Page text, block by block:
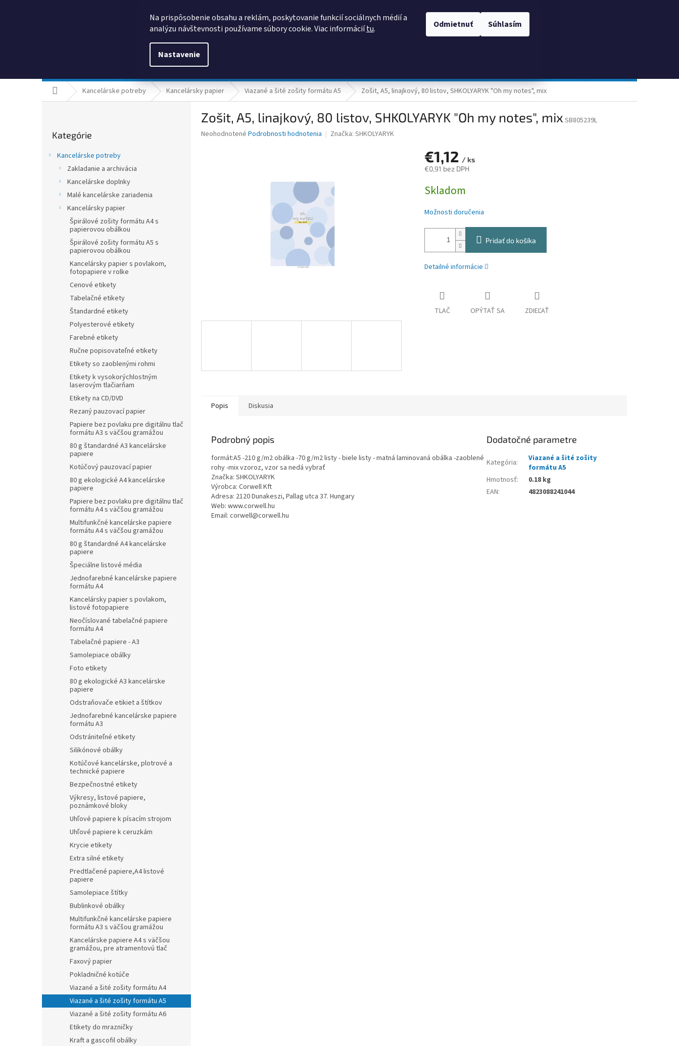
Na prispôsobenie obsahu a reklám, poskytovanie funkcií sociálnych médií a
analýzu návštevnosti používame súbory cookie. Viac informáciítu.
Nastavenie
Odmietnuť Súhlasím
DomovKancelárske potreby Kancelársky papier Viazané a šité zošity formátu A5 Zošit, A5, linajkový, 80 listov, SHKOLYARYK "Oh my notes", mix
kategórie
Kategórie
Kancelárske potreby
Zakladanie a archivácia
Kancelárske doplnky
Malé kancelárske zariadenia
Kancelársky papier
Špirálové zošity formátu A4 s
papierovou obálkou
Špirálové zošity formátu A5 s
papierovou obálkou
Kancelársky papier s povlakom,
fotopapiere v rolke
Cenové etikety
Tabelačné etikety
Štandardné etikety
Polyesterové etikety
Farebné etikety
Ručne popisovateľné etikety
Etikety so zaoblenými rohmi
Etikety k vysokorýchlostným
laserovým tlačiarňam
Etikety na CD/DVD
Rezaný pauzovací papier
Papiere bez povlaku pre digitálnu tlač
formátu A3 s väčšou gramážou
80 g štandardné A3 kancelárske
papiere
Kotúčový pauzovací papier
80 g ekologické A4 kancelárske
papiere
Papiere bez povlaku pre digitálnu tlač
formátu A4 s väčšou gramážou
Multifunkčné kancelárske papiere
formátu A4 s väčšou gramážou
80 g štandardné A4 kancelárske
papiere
Špeciálne listové média
Jednofarebné kancelárske papiere
formátu A4
Kancelársky papier s povlakom,
listové fotopapiere
Neočíslované tabelačné papiere
formátu A4
Tabelačné papiere - A3
Samolepiace obálky
Foto etikety
80 g ekologické A3 kancelárske
papiere
Odstraňovače etikiet a štítkov
Jednofarebné kancelárske papiere
formátu A3
Odstrániteľné etikety
Silikónové obálky
Kotúčové kancelárske, plotrové a
technické papiere
Bezpečnostné etikety
Výkresy, listové papiere,
poznámkové bloky
Uhľové papiere k písacím strojom
Uhľové papiere k ceruzkám
Krycie etikety
Extra silné etikety
Predtlačené papiere,A4 listové
papiere
Samolepiace štítky
Bublinkové obálky
Multifunkčné kancelárske papiere
formátu A3 s väčšou gramážou
Kancelárske papiere A4 s väčšou
gramážou, pre atramentovú tlač
Faxový papier
Pokladničné kotúče
Viazané a šité zošity formátu A4
Viazané a šité zošity formátu A5
Viazané a šité zošity formátu A6
Etikety do mrazničky
Kraft a gascofil obálky
Zošit, A5, linajkový, 80 listov, SHKOLYARYK "Oh my notes", mix SB805239L
Priemerné
Neohodnotené Podrobnosti hodnotenia Značka: SHKOLYARYK
€1,12 / ks
€0,91 bez DPH
cena:
Skladom
Možnosti doručenia
Pridať do košíka
Detailné informácie
TLAČ OPÝTAŤ SA ZDIEĽAŤ
Popis Diskusia
Podrobný popis
formát:A5 -210 g/m2 obálka -70 g/m2 listy - biele listy - matná laminovaná obálka -zaoblené
rohy -mix vzoroz, vzor sa nedá vybrať
Značka: SHKOLYARYK
Výrobca: Corwell Kft
Adresa: 2120 Dunakeszi, Pallag utca 37. Hungary
Web: www.corwell.hu
Email: corwell@corwell.hu
Dodatočné parametre
Kategória:
Viazané a šité zošity
formátu A5
Hmotnosť:
0.18 kg
EAN: 4823088241044